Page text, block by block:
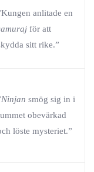
anlitade en
för att
sitt rike.”
Ninjan smög sig in i
obevärkad
löste mysteriet.”